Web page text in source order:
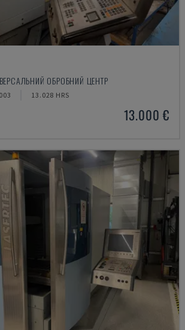
ОБРОБНИЙ ЦЕНТР
13.028 HRS
13.000 €